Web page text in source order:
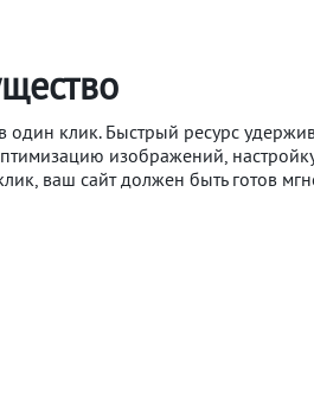
клик. Быстрый ресурс
изображений,
ваш сайт должен быть готов